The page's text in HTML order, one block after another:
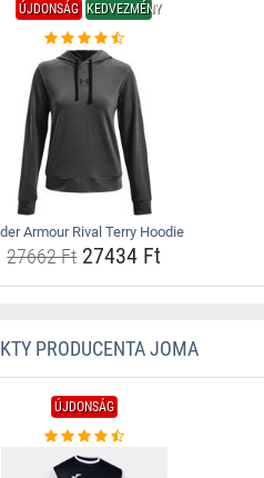
ÚJDONSÁG KEDVEZMÉNY
Armour Rival Terry Hoodie
27662 Ft27434 Ft
PRODUCENTA JOMA
ÚJDONSÁG